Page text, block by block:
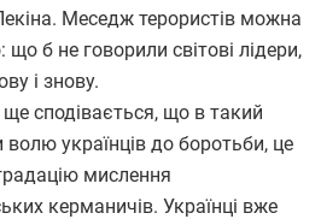
Меседж терористів можна
б не говорили світові лідери,
і знову.
сподівається, що в такий
українців до боротьби, це
мислення
керманичів. Українці вже